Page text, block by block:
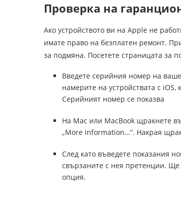
Проверка на
Ако устройството ви на Apple не
имате право на безплатен ремонт.
за подмяна. Посетете страницата за
Введете серийния номер на
намерите на устройствата с
Серийният номер се показва
На Mac или MacBook щракнете
„More information…“. Накрая
След като въведете показания
свързаните с нея претенции. Ще
опция.